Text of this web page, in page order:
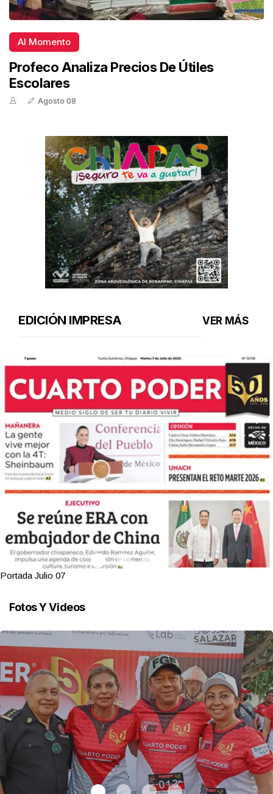
Al Momento
Profeco Analiza Precios De Útiles
Escolares
Agosto 08
EDICIÓN IMPRESA VER MÁS
Portada Julio 07
Fotos Y Videos